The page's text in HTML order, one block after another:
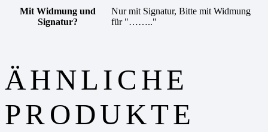
Mit Widmung und
Signatur?
Nur mit Signatur, Bitte mit Widmung
für "…….."
ÄHNLICHE
PRODUKTE